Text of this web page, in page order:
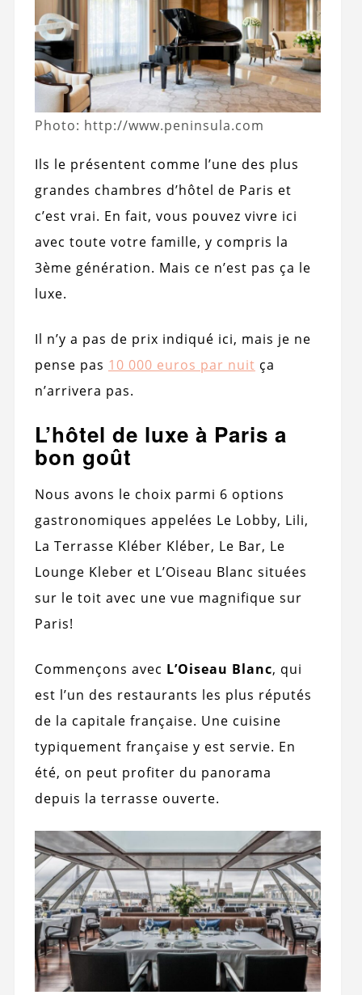
Photo: http://www.peninsula.com
Ils le présentent comme l’une des plus
grandes chambres d’hôtel de Paris et
c’est vrai. En fait, vous pouvez vivre ici
avec toute votre famille, y compris la
3ème génération. Mais ce n’est pas ça le
luxe.
Il n’y a pas de prix indiqué ici, mais je ne
pense pas 10 000 euros par nuit ça
n’arrivera pas.
L’hôtel de luxe à Paris a
bon goût
Nous avons le choix parmi 6 options
gastronomiques appelées Le Lobby, Lili,
La Terrasse Kléber Kléber, Le Bar, Le
Lounge Kleber et L’Oiseau Blanc situées
sur le toit avec une vue magnifique sur
Paris!
Commençons avec L’Oiseau Blanc, qui
est l’un des restaurants les plus réputés
de la capitale française. Une cuisine
typiquement française y est servie. En
été, on peut profiter du panorama
depuis la terrasse ouverte.